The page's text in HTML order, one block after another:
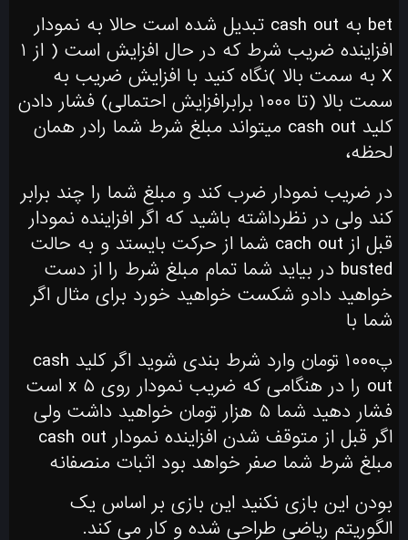
bet به cash out تبدیل شده است حالا به نمودار
افزاینده ضریب شرط که در حال افزایش است ( از ۱
X به سمت بالا )نگاه کنید با افزایش ضریب به
سمت بالا (تا ۱۰۰۰ برابرافزایش احتمالی) فشار دادن
کلید cash out میتواند مبلغ شرط شما رادر همان
لحظه،
در ضریب نمودار ضرب کند و مبلغ شما را چند برابر
کند ولی در نظرداشته باشید که اگر افزاینده نمودار
قبل از cach out شما از حرکت بایستد و به حالت
busted در بیاید شما تمام مبلغ شرط را از دست
خواهید دادو شکست خواهید خورد برای مثال اگر
شما با
پ۱۰۰۰ تومان وارد شرط بندی شوید اگر کلید cash
out را در هنگامی که ضریب نمودار روی ۵ x است
فشار دهید شما ۵ هزار تومان خواهید داشت ولی
اگر قبل از متوقف شدن افزاینده نمودار cash out
مبلغ شرط شما صفر خواهد بود اثبات منصفانه
بودن این بازی نکنید این بازی بر اساس یک
الگوریتم ریاضی طراحی شده و کار می کند.